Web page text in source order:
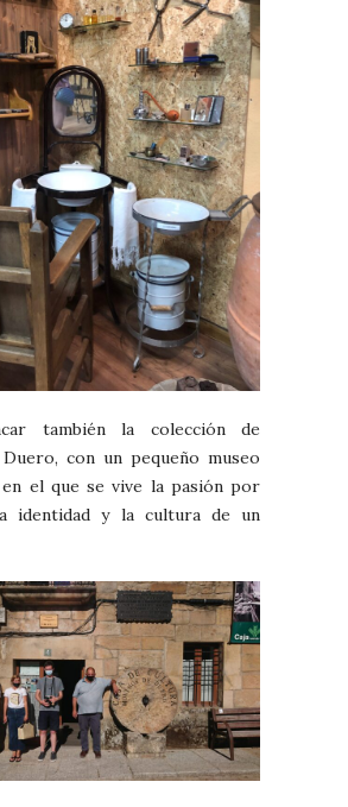
también la colección de
con un pequeño museo
en el que se vive la pasión por
identidad y la cultura de un